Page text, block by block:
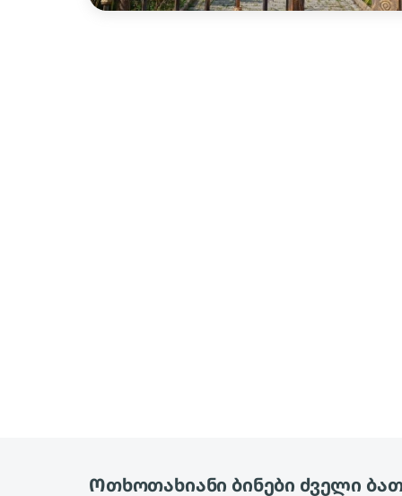
Ოთხოთახიანი ბინები ძველი